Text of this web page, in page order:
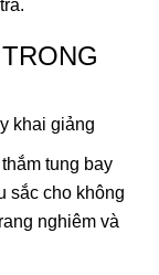
khai giảng
tung bay
sắc cho không
nghiêm và